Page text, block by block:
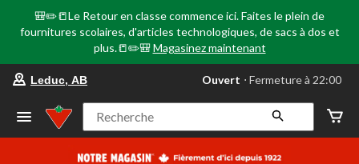
🎒✏️📒Le Retour en classe commence ici. Faites le plein de
fournitures scolaires, d'articles technologiques, de sacs à dos et
plus.📒✏️🎒 Magasinez maintenant
votre
préféré
Leduc,
AB,
courament
Leduc, AB Ouvert ⋅ Fermeture à 22:00
Recherche